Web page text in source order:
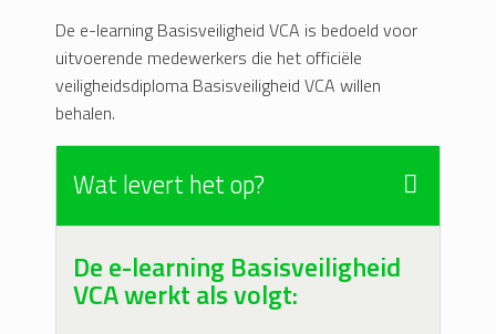
De e-learning Basisveiligheid VCA is bedoeld voor
uitvoerende medewerkers die het officiële
veiligheidsdiploma Basisveiligheid VCA willen
behalen.
Wat levert het op?
De e-learning Basisveiligheid
VCA werkt als volgt: